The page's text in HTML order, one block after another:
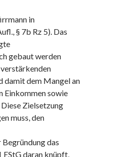
in
§ 7b Rz 5). Das
gebaut werden
damit dem Mangel an
Einkommen sowie
Zielsetzung
muss, den
das
EStG daran knüpft,